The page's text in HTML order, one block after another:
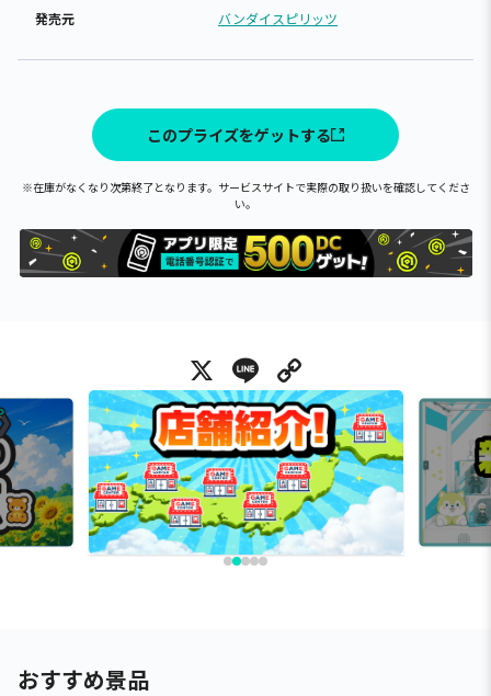
発売元 バンダイスピリッツ
このプライズをゲットする
※在庫がなくなり次第終了となります。サービスサイトで実際の取り扱いを確認してくださ
い。
X Line
おすすめ景品